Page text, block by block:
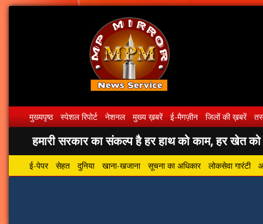
मुख्यपृष्ठ स्पेशल रिपोर्ट नेशनल मुख्य ख़बरें ई-मैगज़ीन जिलों की ख़बरें
हमारी सरकार का संकल्प है हर हाथ को काम, हर खेत को
ई-पेपर सेहत दुनिया खाना-खजाना सूचना का अधिकार लोकसेवा गारंटी